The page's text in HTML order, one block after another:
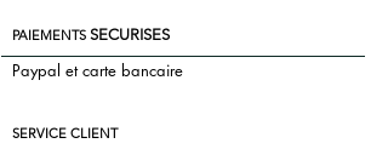
PAIEMENTS SECURISES
Paypal et carte bancaire
SERVICE CLIENT